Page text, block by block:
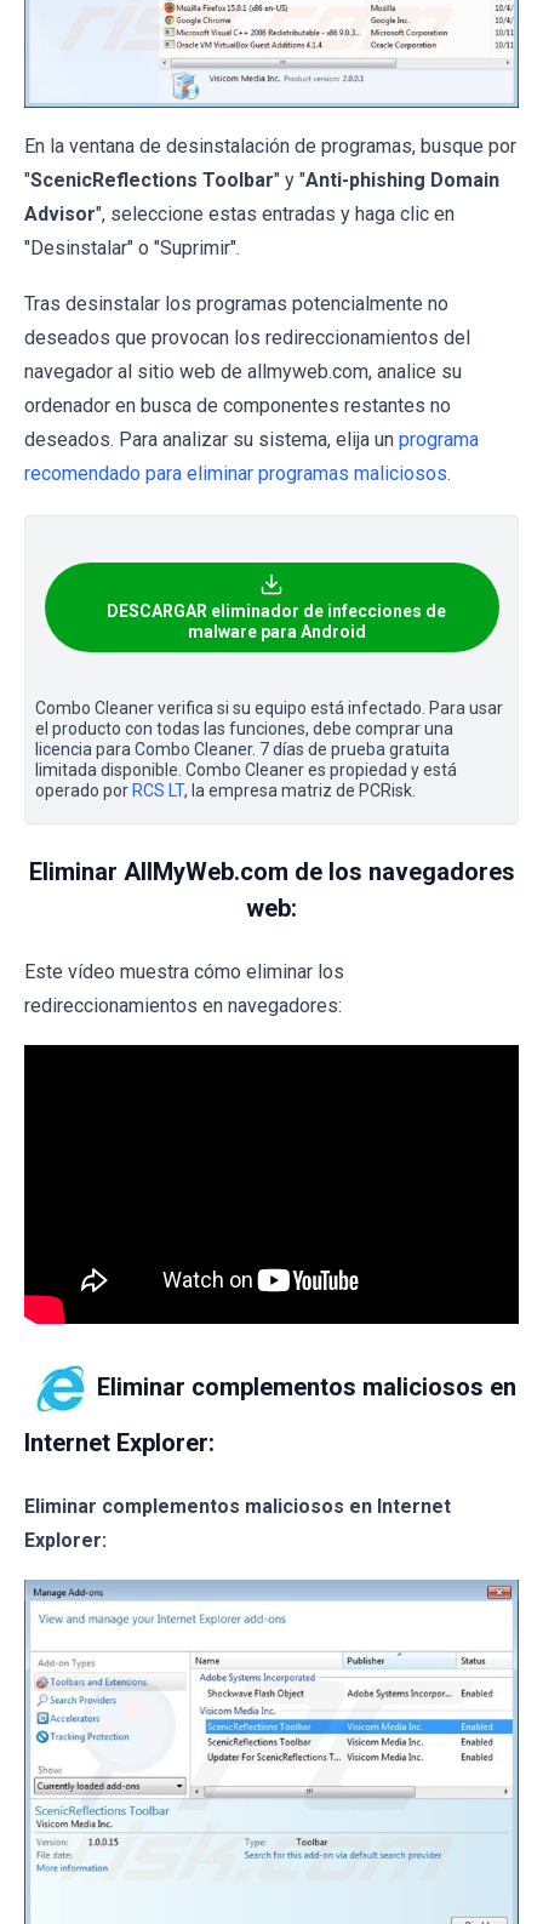
En la ventana de desinstalación de programas, busque por
"ScenicReflections Toolbar" y "Anti-phishing Domain
Advisor", seleccione estas entradas y haga clic en
"Desinstalar" o "Suprimir".
Tras desinstalar los programas potencialmente no
deseados que provocan los redireccionamientos del
navegador al sitio web de allmyweb.com, analice su
ordenador en busca de componentes restantes no
deseados. Para analizar su sistema, elija un programa
recomendado para eliminar programas maliciosos.
DESCARGAR eliminador de infecciones de
malware para Android
Combo Cleaner verifica si su equipo está infectado. Para usar
el producto con todas las funciones, debe comprar una
licencia para Combo Cleaner. 7 días de prueba gratuita
limitada disponible. Combo Cleaner es propiedad y está
operado por RCS LT, la empresa matriz de PCRisk.
Eliminar AllMyWeb.com de los navegadores
web:
Este vídeo muestra cómo eliminar los
redireccionamientos en navegadores:
Eliminar complementos maliciosos en
Internet Explorer:
Eliminar complementos maliciosos en Internet
Explorer: